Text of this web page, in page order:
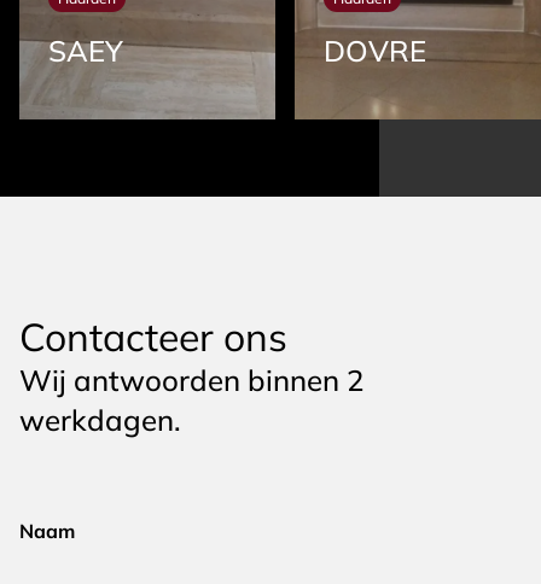
SAEY DOVRE
Contacteer ons
Wij antwoorden binnen 2
werkdagen.
Naam